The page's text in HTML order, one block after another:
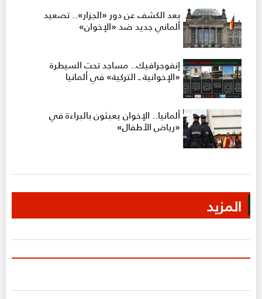
بعد الكشف عن دور «الجزار».. تصعيد
ألماني جديد ضد «الإخوان»
إنفوجرافيك.. مساجد تحت السيطرة
«الإخوانية ــ التركية» في ألمانيا
ألمانيا.. الإخوان يعبثون بالبراءة في
«رياض الأطفال»
المزيد